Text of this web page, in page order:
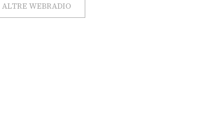
ALTRE WEBRADIO